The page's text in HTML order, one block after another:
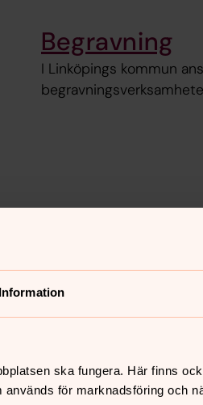
Information
ska fungera. Här finns
för marknadsföring och
Begravning
I Linköpings kommun